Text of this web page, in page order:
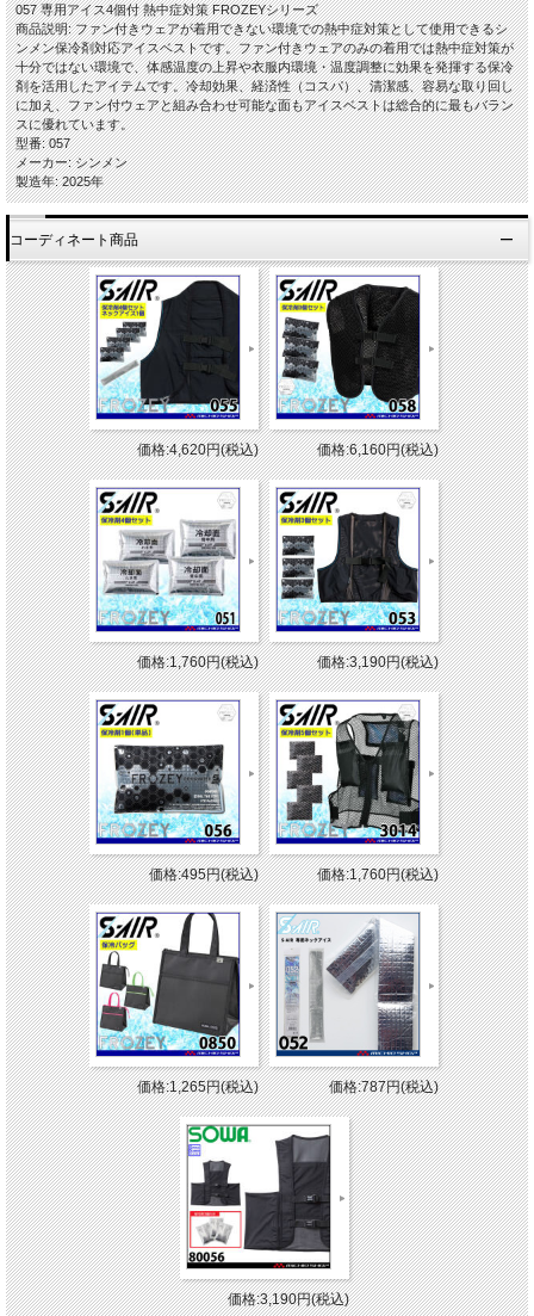
057 専用アイス4個付 熱中症対策 FROZEYシリーズ
商品説明: ファン付きウェアが着用できない環境での熱中症対策として使用できるシ
ンメン保冷剤対応アイスベストです。ファン付きウェアのみの着用では熱中症対策が
十分ではない環境で、体感温度の上昇や衣服内環境・温度調整に効果を発揮する保冷
剤を活用したアイテムです。冷却効果、経済性（コスパ）、清潔感、容易な取り回し
に加え、ファン付ウェアと組み合わせ可能な面もアイスベストは総合的に最もバラン
スに優れています。
型番: 057
メーカー: シンメン
製造年: 2025年
コーディネート商品
価格:4,620円(税込) 価格:6,160円(税込)
価格:1,760円(税込) 価格:3,190円(税込)
価格:495円(税込) 価格:1,760円(税込)
価格:1,265円(税込) 価格:787円(税込)
価格:3,190円(税込)